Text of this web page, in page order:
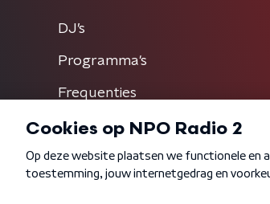
DJ’s
Programma's
Frequenties
Algemene voorwaarden Privacybeleid